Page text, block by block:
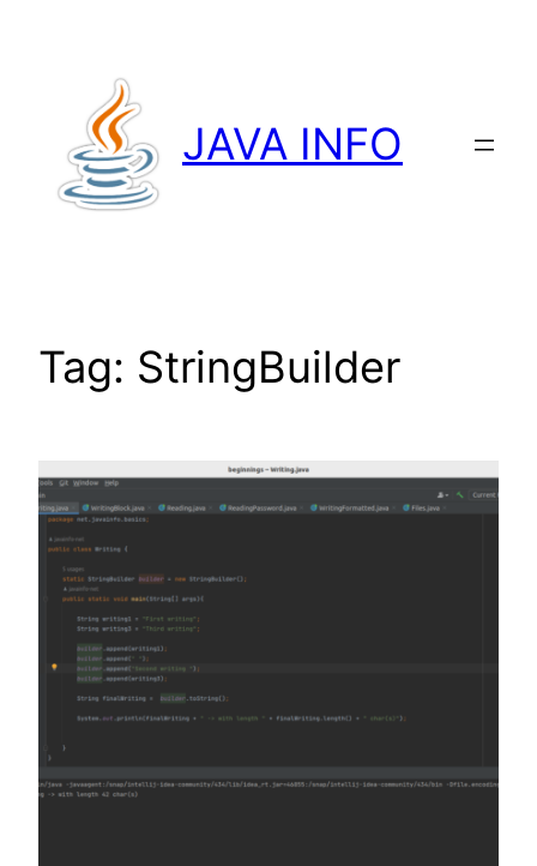
JAVA INFO
Tag: StringBuilder